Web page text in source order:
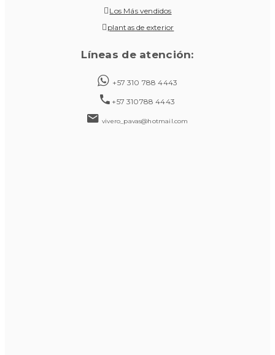
Los Más vendidos
plantas de exterior
Líneas de atención:
+57 310 788 4443
+57 310788 4443
vivero_pavas@hotmail.com